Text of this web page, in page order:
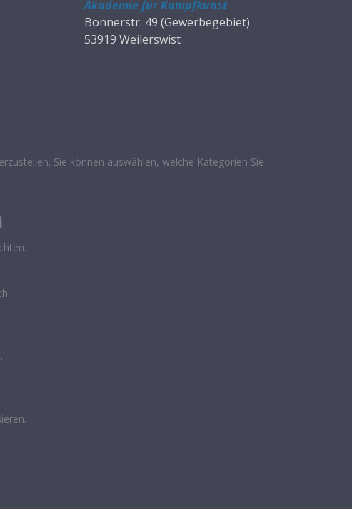
Akademie für Kampfkunst
Bonnerstr. 49 (Gewerbegebiet)
53919 Weilerswist
Sie können auswählen, welche Kategorien Sie